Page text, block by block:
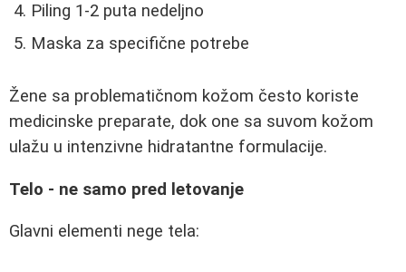
Piling 1-2 puta nedeljno
Maska za specifične potrebe
Žene sa problematičnom kožom često koriste
medicinske preparate, dok one sa suvom kožom
ulažu u intenzivne hidratantne formulacije.
Telo - ne samo pred letovanje
Glavni elementi nege tela: